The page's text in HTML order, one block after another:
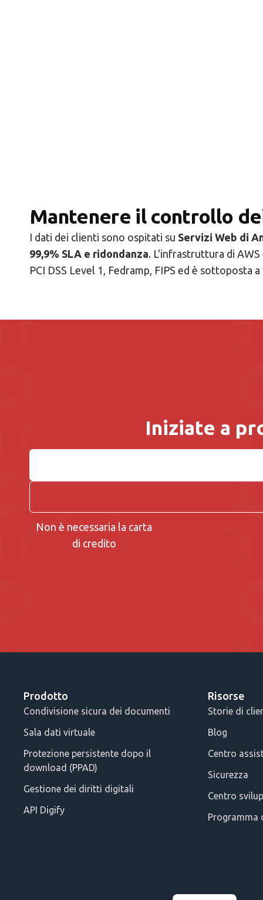
Mantenere il controllo
I dati dei clienti sono ospitati su Servizi Web di
99,9% SLA e ridondanza. L'infrastruttura di
PCI DSS Level 1, Fedramp, FIPS ed è
Iniziate a
Non è necessaria la carta
di credito
Prodotto
Condivisione sicura dei documenti
Sala dati virtuale
Protezione persistente dopo il
download (PPAD)
Gestione dei diritti digitali
API Digify
Risorse
Storie di
Blog
Centro
Sicurezza
Centro
Programma